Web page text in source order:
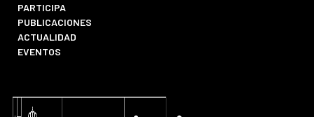
PARTICIPA
PUBLICACIONES
ACTUALIDAD
EVENTOS